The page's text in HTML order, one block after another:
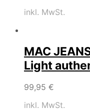
inkl. MwSt.
MAC
Light
99,95 €
inkl. MwSt.